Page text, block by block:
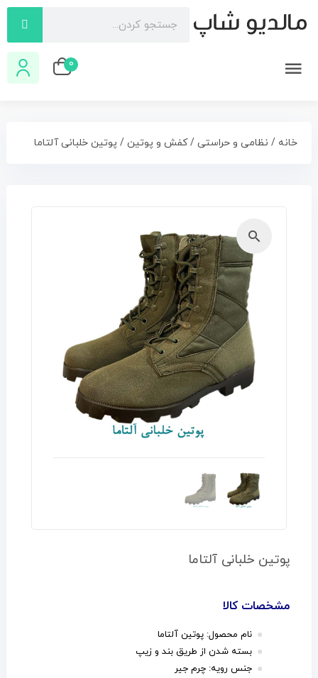
0
خانه / نظامی و حراستی/کفش و پوتین/ پوتین خلبانی آلتاما
پوتین خلبانی آلتاما
مشخصات کالا
نام محصول: پوتین آلتاما
بسته شدن از طریق بند و زیپ
جنس رویه: چرم جیر